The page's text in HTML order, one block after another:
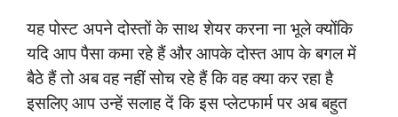
यह पोस्ट अपने दोस्तों के साथ शेयर करना ना भूले क्योंकि
यदि आप पैसा कमा रहे हैं और आपके दोस्त आप के बगल में
बैठे हैं तो अब वह नहीं सोच रहे हैं कि वह क्या कर रहा है
इसलिए आप उन्हें सलाह दें कि इस प्लेटफार्म पर अब बहुत